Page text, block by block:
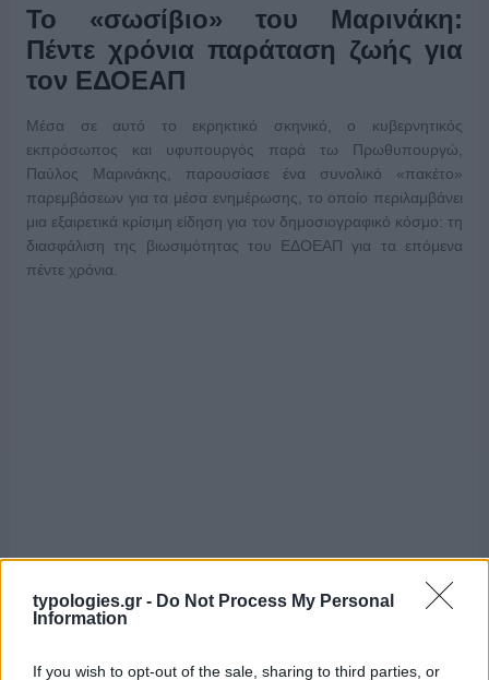
typologies.gr - Do Not Process My Personal
Information
If you wish to opt-out of the sale, sharing to third parties, or
Το «σωσίβιο» του Μαρινάκη:
Πέντε χρόνια παράταση ζωής για
τον ΕΔΟΕΑΠ
Μέσα σε αυτό το εκρηκτικό σκηνικό, ο κυβερνητικός
εκπρόσωπος και υφυπουργός παρά τω Πρωθυπουργώ,
Παύλος Μαρινάκης, παρουσίασε ένα συνολικό «πακέτο»
παρεμβάσεων για τα μέσα ενημέρωσης, το οποίο περιλαμβάνει
μια εξαιρετικά κρίσιμη είδηση για τον δημοσιογραφικό κόσμο: τη
διασφάλιση της βιωσιμότητας του ΕΔΟΕΑΠ για τα επόμενα
πέντε χρόνια.